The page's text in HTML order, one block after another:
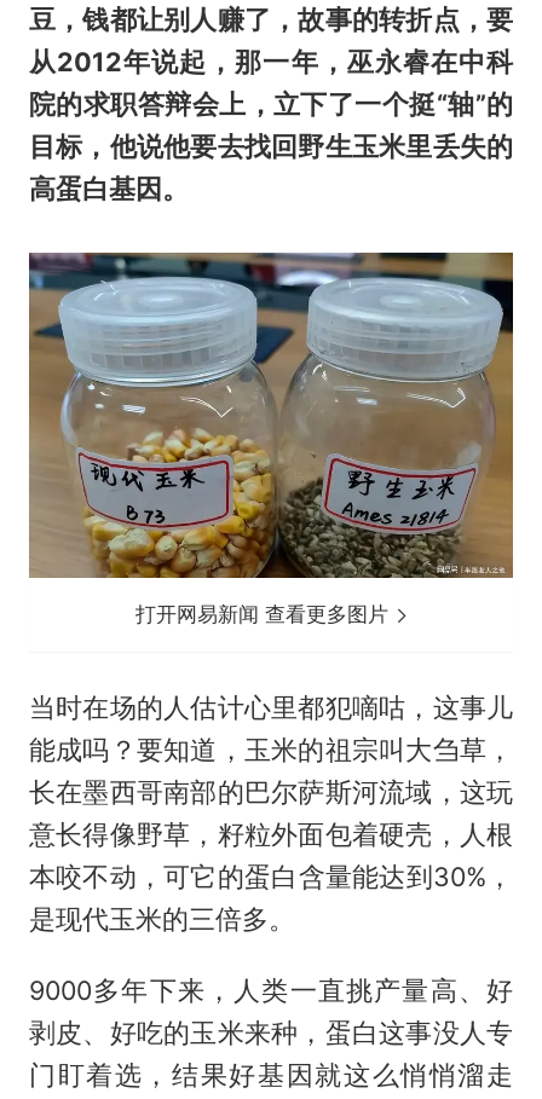
豆，钱都让别人赚了，故事的转折点，要
从2012年说起，那一年，巫永睿在中科
院的求职答辩会上，立下了一个挺“轴”的
目标，他说他要去找回野生玉米里丢失的
高蛋白基因。
打开网易新闻 查看更多图片
当时在场的人估计心里都犯嘀咕，这事儿
能成吗？要知道，玉米的祖宗叫大刍草，
长在墨西哥南部的巴尔萨斯河流域，这玩
意长得像野草，籽粒外面包着硬壳，人根
本咬不动，可它的蛋白含量能达到30%，
是现代玉米的三倍多。
9000多年下来，人类一直挑产量高、好
剥皮、好吃的玉米来种，蛋白这事没人专
门盯着选，结果好基因就这么悄悄溜走